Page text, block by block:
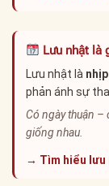
Lưu nhật là
Lưu nhật là
phản ánh sự
Có ngày thuận –
giống nhau.
→ Tìm hiểu lưu